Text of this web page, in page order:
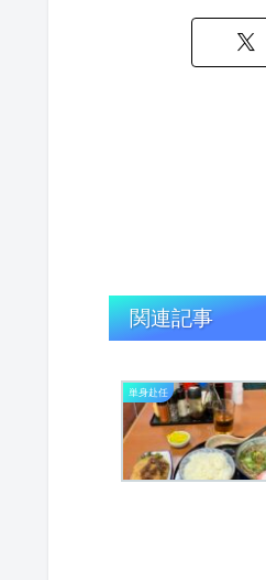
関連記事
単身赴任